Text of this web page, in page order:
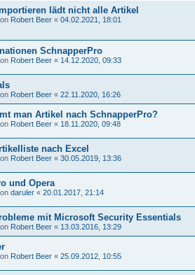
lädt nicht alle Artikel
Robert Beer « 04.02.2021, 18:01
SchnapperPro
Robert Beer « 14.12.2020, 09:33
Robert Beer « 22.11.2020, 16:26
man Artikel nach SchnapperPro?
Robert Beer « 18.11.2020, 09:48
nach Excel
Robert Beer « 30.05.2019, 13:36
und Opera
daruler « 20.01.2017, 21:14
mit Microsoft Security Essentials
Robert Beer « 13.03.2016, 13:29
Robert Beer « 25.09.2012, 10:55